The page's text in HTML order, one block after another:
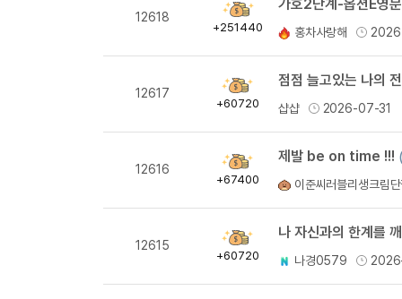
12618
획
득
+251440 홍차사랑해
12617
획
득
+60720
점점 늘고있는 나의
샵샵 2026-07-31
12616
획
득
+67400
제발 be on time !!!
이준씨러블리생크림
12615
획
득
+60720
나 자신과의 한계를
나경0579